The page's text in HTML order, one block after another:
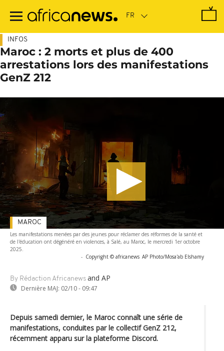
contenu
INFOS
Maroc : 2 morts et plus de 400
arrestations lors des manifestations
GenZ 212
Les manifestations menées par des jeunes pour réclamer des réformes de la santé et
de l'éducation ont dégénéré en violences, à Salé, au Maroc, le mercredi 1er octobre
2025.
- Copyright © africanews AP Photo/Mosa'ab Elshamy
By Rédaction Africanews and AP
Dernière MAJ: 02/10 - 09:47
MAROC
Depuis samedi dernier, le Maroc connaît une série de
manifestations, conduites par le collectif GenZ 212,
récemment apparu sur la plateforme Discord.